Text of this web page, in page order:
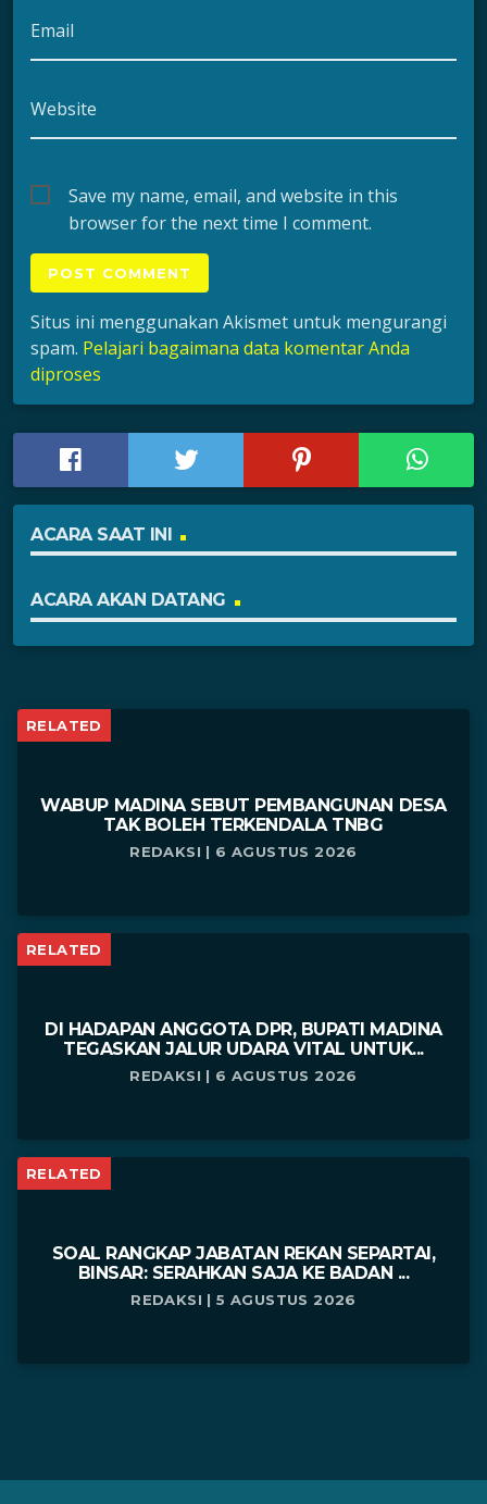
Email
Website
Save my name, email, and website in this
browser for the next time I comment.
Situs ini menggunakan Akismet untuk mengurangi
spam. Pelajari bagaimana data komentar Anda
diproses
ACARA SAAT INI
ACARA AKAN DATANG
RELATED
WABUP MADINA SEBUT PEMBANGUNAN DESA
TAK BOLEH TERKENDALA TNBG
REDAKSI | 6 AGUSTUS 2026
RELATED
DI HADAPAN ANGGOTA DPR, BUPATI MADINA
TEGASKAN JALUR UDARA VITAL UNTUK...
REDAKSI | 6 AGUSTUS 2026
RELATED
SOAL RANGKAP JABATAN REKAN SEPARTAI,
BINSAR: SERAHKAN SAJA KE BADAN ...
REDAKSI | 5 AGUSTUS 2026